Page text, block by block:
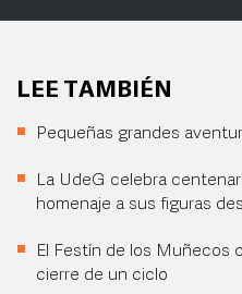
LEE TAMBIÉN
Pequeñas grandes
La UdeG celebra
homenaje a sus figuras
El Festín de los Muñecos
cierre de un ciclo